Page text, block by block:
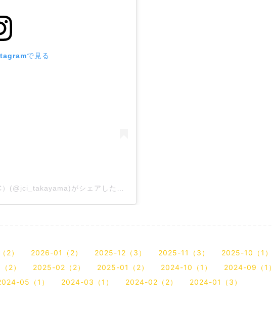
で見る
2） 2026-01（2） 2025-12（3） 2025-11（3） 2025-10（1）
2） 2025-02（2） 2025-01（2） 2024-10（1） 2024-09（1）
05（1） 2024-03（1） 2024-02（2） 2024-01（3）